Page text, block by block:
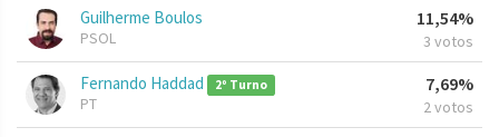
Guilherme Boulos
PSOL
11,54%
3 votos
Fernando Haddad 2º Turno
PT
7,69%
2 votos